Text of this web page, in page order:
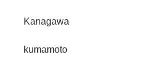
Kanagawa
kumamoto